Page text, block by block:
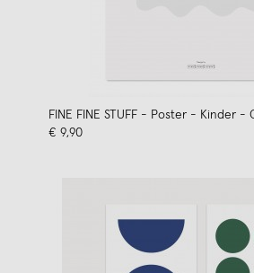
FINE FINE STUFF - Poster - Kinder -
€ 9,90